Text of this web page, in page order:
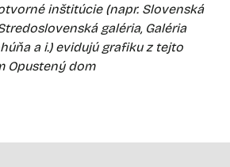
inštitúcie (napr. Slovenská
galéria, Galéria
a i.) evidujú grafiku z tejto
Opustený dom